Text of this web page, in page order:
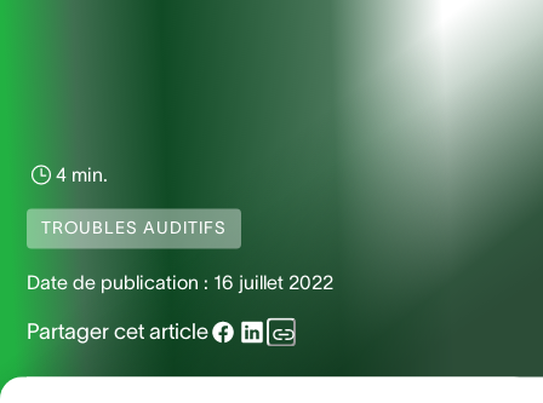
4 min.
TROUBLES AUDITIFS
Date de publication : 16 juillet 2022
Partager cet article